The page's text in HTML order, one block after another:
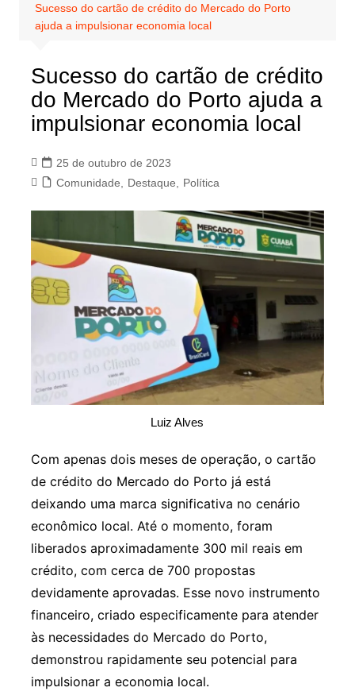
Sucesso do cartão de crédito do Mercado do Porto
ajuda a impulsionar economia local
Sucesso do cartão de crédito
do Mercado do Porto ajuda a
impulsionar economia local
25 de outubro de 2023
Comunidade
Destaque Política
Luiz Alves
Com apenas dois meses de operação, o cartão
de crédito do Mercado do Porto já está
deixando uma marca significativa no cenário
econômico local. Até o momento, foram
liberados aproximadamente 300 mil reais em
crédito, com cerca de 700 propostas
devidamente aprovadas. Esse novo instrumento
financeiro, criado especificamente para atender
às necessidades do Mercado do Porto,
demonstrou rapidamente seu potencial para
impulsionar a economia local.